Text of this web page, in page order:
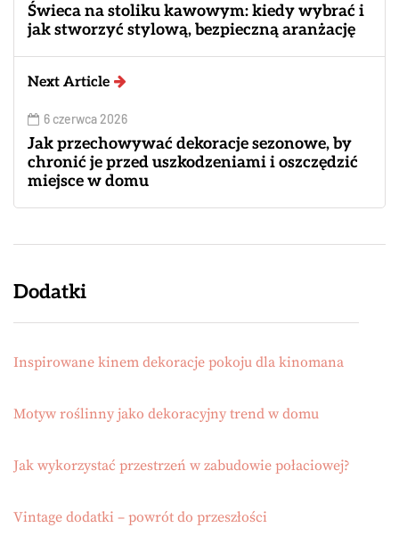
Świeca na stoliku kawowym: kiedy wybrać i
jak stworzyć stylową, bezpieczną aranżację
Next Article
6 czerwca 2026
Jak przechowywać dekoracje sezonowe, by
chronić je przed uszkodzeniami i oszczędzić
miejsce w domu
Dodatki
Inspirowane kinem dekoracje pokoju dla kinomana
Motyw roślinny jako dekoracyjny trend w domu
Jak wykorzystać przestrzeń w zabudowie połaciowej?
Vintage dodatki – powrót do przeszłości